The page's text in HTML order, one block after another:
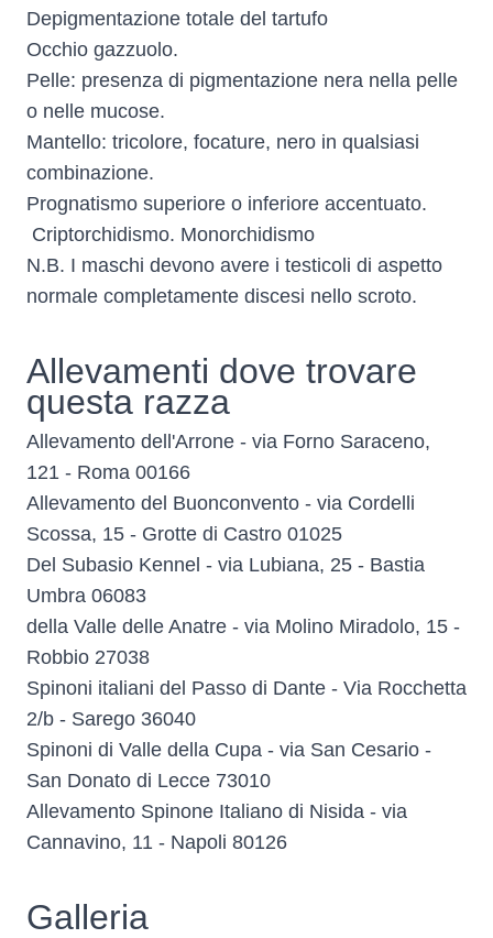
Depigmentazione totale del tartufo
Occhio gazzuolo.
Pelle: presenza di pigmentazione nera nella pelle
o nelle mucose.
Mantello: tricolore, focature, nero in qualsiasi
combinazione.
Prognatismo superiore o inferiore accentuato.
Criptorchidismo. Monorchidismo
N.B. I maschi devono avere i testicoli di aspetto
normale completamente discesi nello scroto.
Allevamenti dove trovare
questa razza
Allevamento dell'Arrone - via Forno Saraceno,
121 - Roma 00166
Allevamento del Buonconvento - via Cordelli
Scossa, 15 - Grotte di Castro 01025
Del Subasio Kennel - via Lubiana, 25 - Bastia
Umbra 06083
della Valle delle Anatre - via Molino Miradolo, 15 -
Robbio 27038
Spinoni italiani del Passo di Dante - Via Rocchetta
2/b - Sarego 36040
Spinoni di Valle della Cupa - via San Cesario -
San Donato di Lecce 73010
Allevamento Spinone Italiano di Nisida - via
Cannavino, 11 - Napoli 80126
Galleria